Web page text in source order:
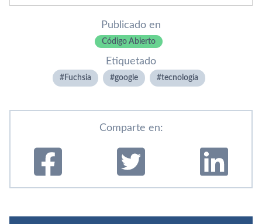
Publicado en
Código Abierto
Etiquetado
Fuchsia google tecnologí­a
Comparte en: